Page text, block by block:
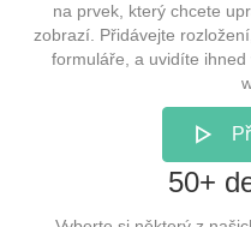
na prvek, který chcete
zobrazí. Přidávejte
formuláře, a uvidíte
50+